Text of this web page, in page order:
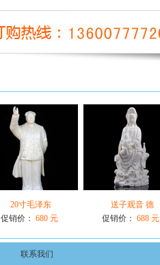
20寸毛泽东
促销价： 680 元
送子观音 德
促销价： 688 元
联系我们